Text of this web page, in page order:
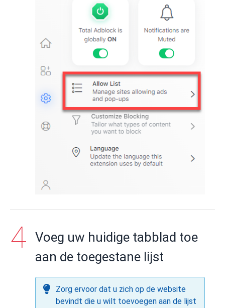
Voeg uw huidige tabblad toe
aan de toegestane lijst
Zorg ervoor dat u zich op de website
bevindt die u wilt toevoegen aan de lijst